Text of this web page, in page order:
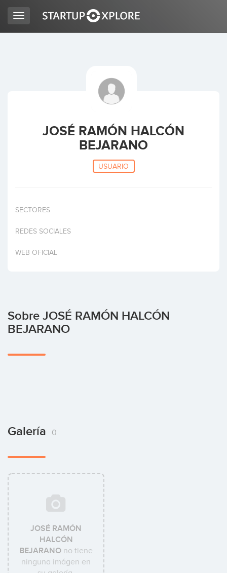
Inicio
Toggle
navigation
JOSÉ RAMÓN HALCÓN
BEJARANO
USUARIO
SECTORES
REDES SOCIALES
WEB OFICIAL
Sobre JOSÉ RAMÓN HALCÓN
BEJARANO
Galería 0
JOSÉ RAMÓN
HALCÓN
BEJARANO no tiene
ninguna imágen en